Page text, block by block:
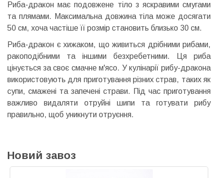
Риба-дракон має подовжене тіло з яскравими смугами
та плямами. Максимальна довжина тіла може досягати
50 см, хоча частіше її розмір становить близько 30 см.
Риба-дракон є хижаком, що живиться дрібними рибами,
ракоподібними та іншими безхребетними. Ця риба
цінується за своє смачне м'ясо. У кулінарії рибу-дракона
використовують для приготування різних страв, таких як
супи, смажені та запечені страви. Під час приготування
важливо видаляти отруйні шипи та готувати рибу
правильно, щоб уникнути отруєння.
Новий завоз